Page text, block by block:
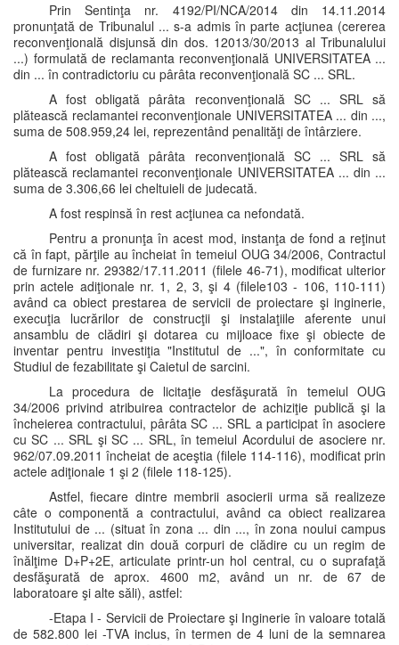
Prin Sentinţa nr. 4192/PI/NCA/2014 din 14.11.2014
pronunţată de Tribunalul ... s-a admis în parte acţiunea (cererea
reconvenţională disjunsă din dos. 12013/30/2013 al Tribunalului
...) formulată de reclamanta reconvenţională UNIVERSITATEA ...
din ... în contradictoriu cu pârâta reconvenţională SC ... SRL.
A fost obligată pârâta reconvenţională SC ... SRL să
plătească reclamantei reconvenţionale UNIVERSITATEA ... din ...,
suma de 508.959,24 lei, reprezentând penalităţi de întârziere.
A fost obligată pârâta reconvenţională SC ... SRL să
plătească reclamantei reconvenţionale UNIVERSITATEA ... din ...
suma de 3.306,66 lei cheltuieli de judecată.
A fost respinsă în rest acţiunea ca nefondată.
Pentru a pronunţa în acest mod, instanţa de fond a reţinut
că în fapt, părţile au încheiat în temeiul OUG 34/2006, Contractul
de furnizare nr. 29382/17.11.2011 (filele 46-71), modificat ulterior
prin actele adiţionale nr. 1, 2, 3, şi 4 (filele103 - 106, 110-111)
având ca obiect prestarea de servicii de proiectare şi inginerie,
execuţia lucrărilor de construcţii şi instalaţiile aferente unui
ansamblu de clădiri şi dotarea cu mijloace fixe şi obiecte de
inventar pentru investiţia "Institutul de ...", în conformitate cu
Studiul de fezabilitate şi Caietul de sarcini.
La procedura de licitaţie desfăşurată în temeiul OUG
34/2006 privind atribuirea contractelor de achiziţie publică şi la
încheierea contractului, pârâta SC ... SRL a participat în asociere
cu SC ... SRL şi SC ... SRL, în temeiul Acordului de asociere nr.
962/07.09.2011 încheiat de aceştia (filele 114-116), modificat prin
actele adiţionale 1 şi 2 (filele 118-125).
Astfel, fiecare dintre membrii asocierii urma să realizeze
câte o componentă a contractului, având ca obiect realizarea
Institutului de ... (situat în zona ... din ..., în zona noului campus
universitar, realizat din două corpuri de clădire cu un regim de
înălţime D+P+2E, articulate printr-un hol central, cu o suprafaţă
desfăşurată de aprox. 4600 m2, având un nr. de 67 de
laboratoare şi alte săli), astfel:
-Etapa I - Servicii de Proiectare şi Inginerie în valoare totală
de 582.800 lei -TVA inclus, în termen de 4 luni de la semnarea